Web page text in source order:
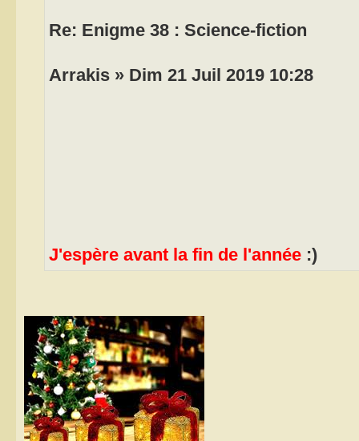
Re: Enigme 38 : Science-fiction
Arrakis » Dim 21 Juil 2019 10:28
J'espère avant la fin de l'année :)